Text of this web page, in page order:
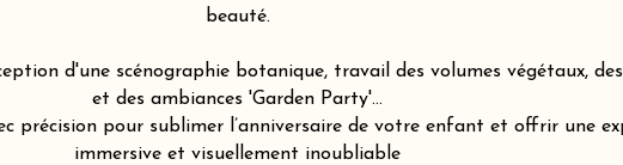
beauté.
d'une scénographie botanique, travail des volumes végétaux,
et des ambiances 'Garden Party'…
précision pour sublimer l’anniversaire de votre enfant et offrir une
immersive et visuellement inoubliable